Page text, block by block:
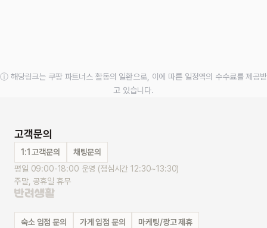
ⓘ 해당링크는 쿠팡 파트너스 활동의 일환으로, 이에 따른 일정액의 수수료를 제공받
고 있습니다.
고객문의
1:1 고객문의
채팅문의
평일 09:00-18:00 운영 (점심시간 12:30~13:30)
주말, 공휴일 휴무
숙소 입점 문의 가게 입점 문의 마케팅/광고 제휴